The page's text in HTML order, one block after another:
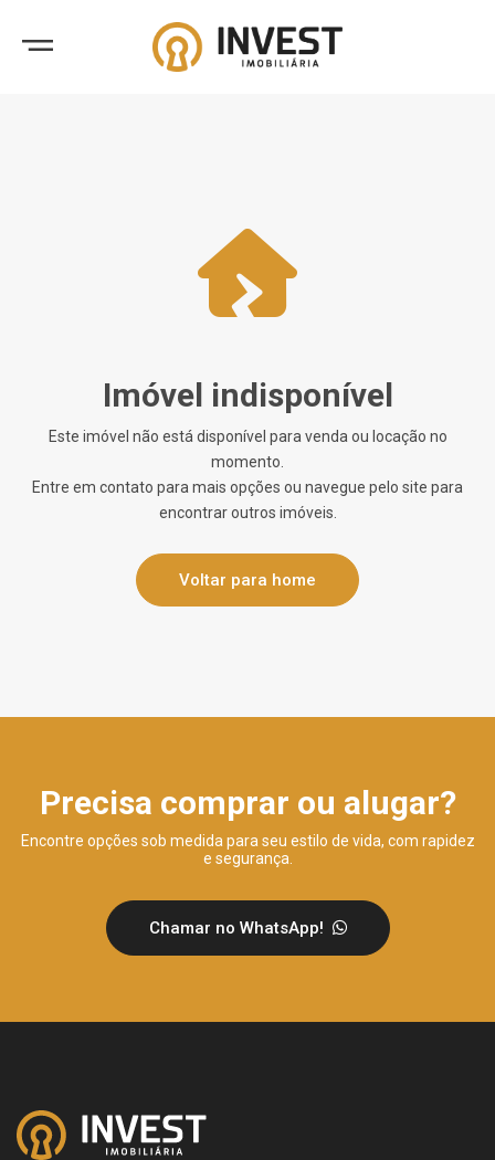
Imóvel indisponível
Este imóvel não está disponível para venda ou locação no
momento.
Entre em contato para mais opções ou navegue pelo site para
encontrar outros imóveis.
Voltar para home
Precisa comprar ou alugar?
Encontre opções sob medida para seu estilo de vida, com rapidez
e segurança.
Chamar no WhatsApp!